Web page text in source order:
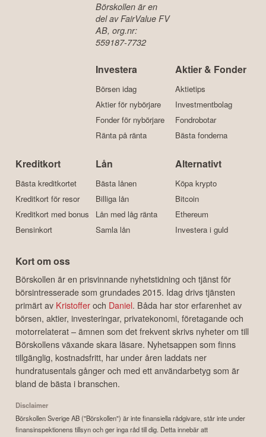
Börskollen är en
del av FairValue FV
AB, org.nr:
559187-7732
Investera
Börsen idag
Aktier för nybörjare
Fonder för nybörjare
Ränta på ränta
Aktier & Fonder
Aktietips
Investmentbolag
Fondrobotar
Bästa fonderna
Kreditkort
Bästa kreditkortet
Kreditkort för resor
Kreditkort med bonus
Bensinkort
Lån
Bästa lånen
Billiga lån
Lån med låg ränta
Samla lån
Alternativt
Köpa krypto
Bitcoin
Ethereum
Investera i guld
Kort om oss
Börskollen är en prisvinnande nyhetstidning och tjänst för
börsintresserade som grundades 2015. Idag drivs tjänsten
primärt av Kristofferoch Daniel. Båda har stor erfarenhet av
börsen, aktier, investeringar, privatekonomi, företagande och
motorrelaterat – ämnen som det frekvent skrivs nyheter om till
Börskollens växande skara läsare. Nyhetsappen som finns
tillgänglig, kostnadsfritt, har under åren laddats ner
hundratusentals gånger och med ett användarbetyg som är
bland de bästa i branschen.
Disclaimer
Börskollen Sverige AB ("Börskollen") är inte finansiella rådgivare, står inte under
finansinspektionens tillsyn och ger inga råd till dig. Detta innebär att